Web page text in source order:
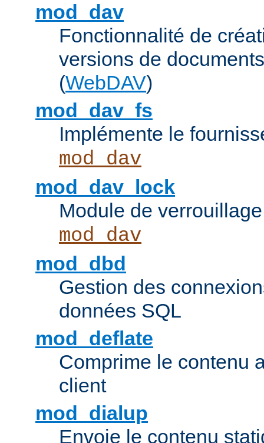
mod_dav
Fonctionnalité de
versions de
(WebDAV)
mod_dav_fs
Implémente le
mod_dav
mod_dav_lock
Module de
mod_dav
mod_dbd
Gestion des
données SQL
mod_deflate
Comprime le contenu
client
mod_dialup
Envoie le contenu